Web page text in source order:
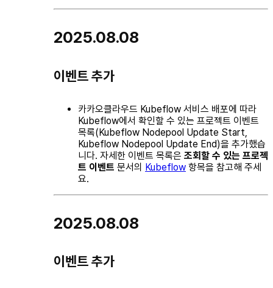
2025.08.08
이벤트 추가
카카오클라우드 Kubeflow 서비스 배포에 따라
Kubeflow에서 확인할 수 있는 프로젝트 이벤트
목록(Kubeflow Nodepool Update Start,
Kubeflow Nodepool Update End)을 추가했습
니다. 자세한 이벤트 목록은 조회할 수 있는 프로젝
트 이벤트 문서의 Kubeflow 항목을 참고해 주세
요.
2025.08.08
이벤트 추가